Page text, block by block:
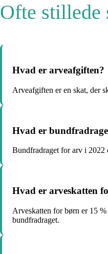
Ofte stillede
Hvad er arveafgiften?
Arveafgiften er en skat, der
Hvad er
Bundfradraget for arv i 2022
Hvad er arveskatten
Arveskatten for børn er 15
bundfradraget.